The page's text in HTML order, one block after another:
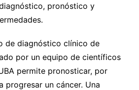
pronóstico y
de diagnóstico clínico de
por un equipo de científicos
permite pronosticar, por
progresar un cáncer. Una